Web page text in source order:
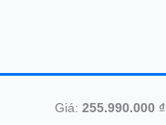
Giá: 255.990.000 ₫